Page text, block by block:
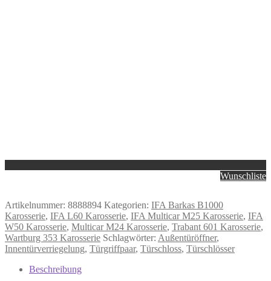
Wunschliste
Artikelnummer: 8888894 Kategorien: IFA Barkas B1000
Karosserie, IFA L60 Karosserie, IFA Multicar M25 Karosserie, IFA
W50 Karosserie, Multicar M24 Karosserie, Trabant 601 Karosserie,
Wartburg 353 Karosserie Schlagwörter: Außentüröffner,
Innentürverriegelung, Türgriffpaar, Türschloss, Türschlösser
Beschreibung